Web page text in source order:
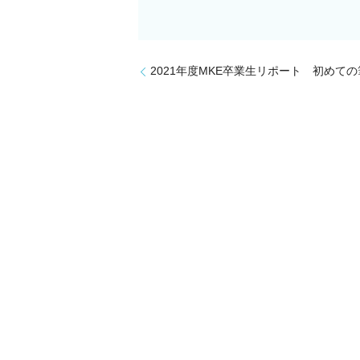
2021年度MKE卒業生リポート 初めての